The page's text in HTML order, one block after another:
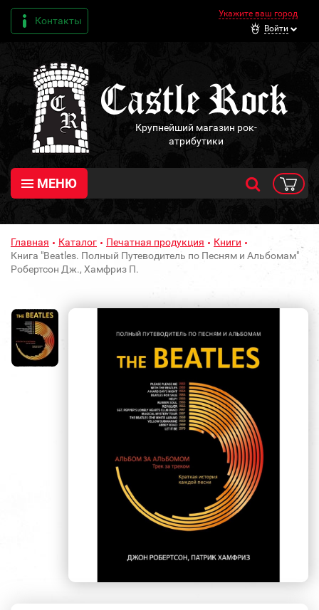
Контакты
Укажите ваш город
Войти
Крупнейший магазин рок-
атрибутики
МЕНЮ
Главная Каталог Печатная продукция
Книги
Книга "Beatles. Полный Путеводитель по Песням и Альбомам"
Робертсон Дж., Хамфриз П.